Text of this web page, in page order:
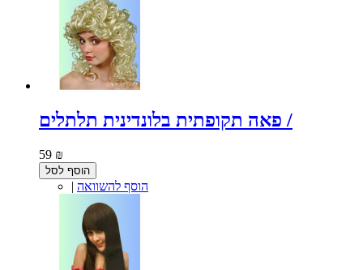
פאה תקופתית בלונדינית תלתלים /
59 ₪
הוסף לסל
| הוסף להשוואה